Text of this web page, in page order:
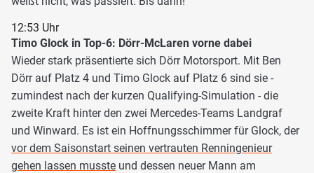
12:53 Uhr
Timo Glock in Top-6: Dörr-McLaren vorne dabei
Wieder stark präsentierte sich Dörr Motorsport. Mit Ben
Dörr auf Platz 4 und Timo Glock auf Platz 6 sind sie -
zumindest nach der kurzen Qualifying-Simulation - die
zweite Kraft hinter den zwei Mercedes-Teams Landgraf
und Winward. Es ist ein Hoffnungsschimmer für Glock, der
vor dem Saisonstart seinen vertrauten Renningenieur
gehen lassen musste und dessen neuer Mann am